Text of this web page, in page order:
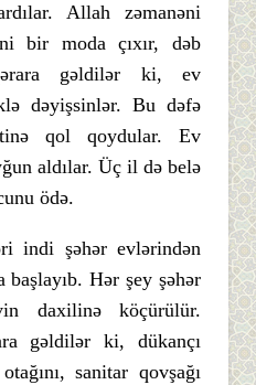
Allah zəmanəni
bir moda çıxır, dəb
gəldilər ki, ev
dəyişsinlər. Bu dəfə
qol qoydular. Ev
aldılar. Üç il də belə
ödə.
indi şəhər evlərindən
başlayıb. Hər şey şəhər
daxilinə köçürülür.
gəldilər ki, dükançı
sanitar qovşağı